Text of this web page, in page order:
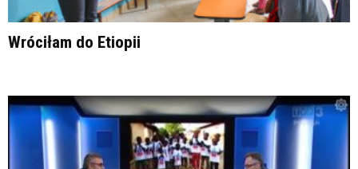
Wróciłam do Etiopii